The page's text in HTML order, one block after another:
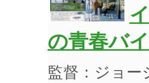
の青春バ
監督：ジョー